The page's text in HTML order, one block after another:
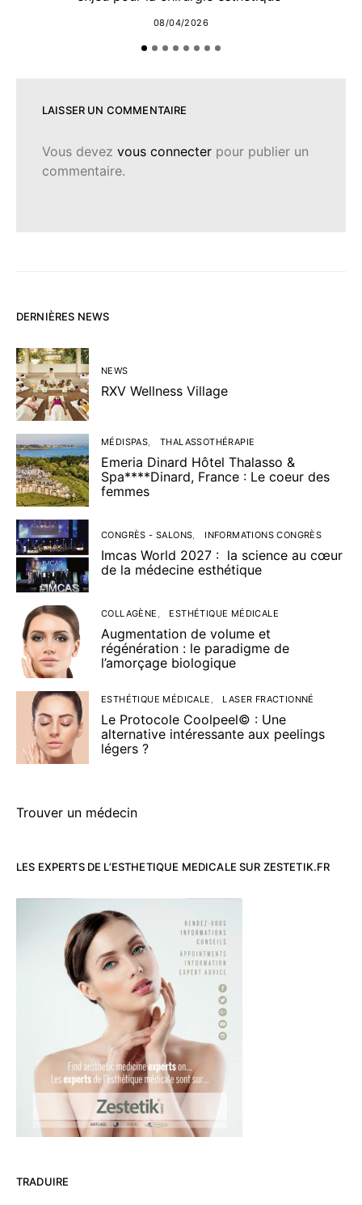
08/04/2026
LAISSER UN COMMENTAIRE
Vous devez vous connecter pour publier un
commentaire.
DERNIÈRES NEWS
NEWS
RXV Wellness Village
MÉDISPAS THALASSOTHÉRAPIE
Emeria Dinard Hôtel Thalasso &
Spa****Dinard, France : Le coeur des
femmes
CONGRÈS - SALONS INFORMATIONS CONGRÈS
Imcas World 2027 : la science au cœur
de la médecine esthétique
COLLAGÈNE ESTHÉTIQUE MÉDICALE
Augmentation de volume et
régénération : le paradigme de
l’amorçage biologique
ESTHÉTIQUE MÉDICALE LASER FRACTIONNÉ
Le Protocole Coolpeel© : Une
alternative intéressante aux peelings
légers ?
Trouver un médecin
LES EXPERTS DE L’ESTHETIQUE MEDICALE SUR ZESTETIK.FR
TRADUIRE